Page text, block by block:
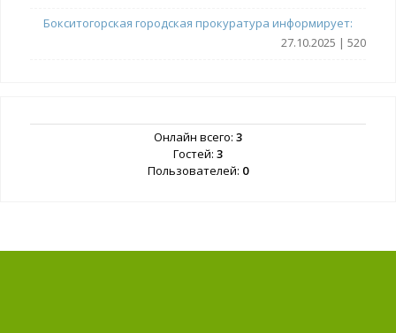
Бокситогорская городская прокуратура информирует:
27.10.2025 | 520
Онлайн всего: 3
Гостей: 3
Пользователей: 0